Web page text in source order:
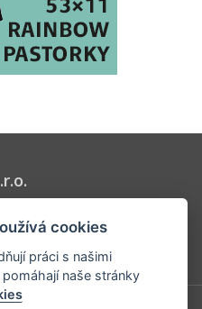
a Elektrokola, určených pro
kol.
cookies
práci s našimi
naše stránky